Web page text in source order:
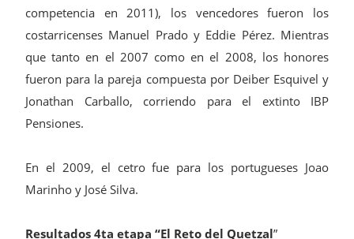
competencia en 2011), los vencedores fueron los
costarricenses Manuel Prado y Eddie Pérez. Mientras
que tanto en el 2007 como en el 2008, los honores
fueron para la pareja compuesta por Deiber Esquivel y
Jonathan Carballo, corriendo para el extinto IBP
Pensiones.
En el 2009, el cetro fue para los portugueses Joao
Marinho y José Silva.
Resultados 4ta etapa “El Reto del Quetzal”